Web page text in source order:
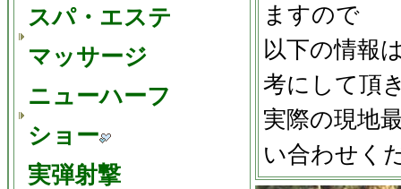
スパ・エステ
マッサージ
ニューハーフ
ショー
実弾射撃
ますので
以下の情報
考にして頂
実際の現地
い合わせく